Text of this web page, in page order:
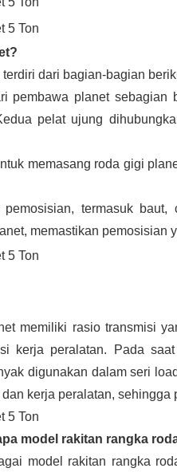
dari bagian-bagian
pembawa planet sebagian
pelat ujung
memasang roda gigi
termasuk
memastikan pemosisian
memiliki rasio transmisi
kerja peralatan. Pada
digunakan dalam seri
kerja peralatan,
model rakitan rangka
model rakitan rangka